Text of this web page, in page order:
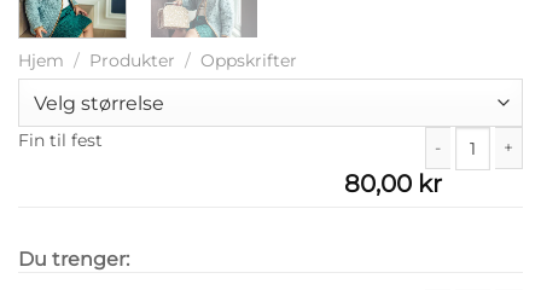
Hjem / Produkter / Oppskrifter
Fin til fest
80,00 kr
Fin til fest
Du trenger: